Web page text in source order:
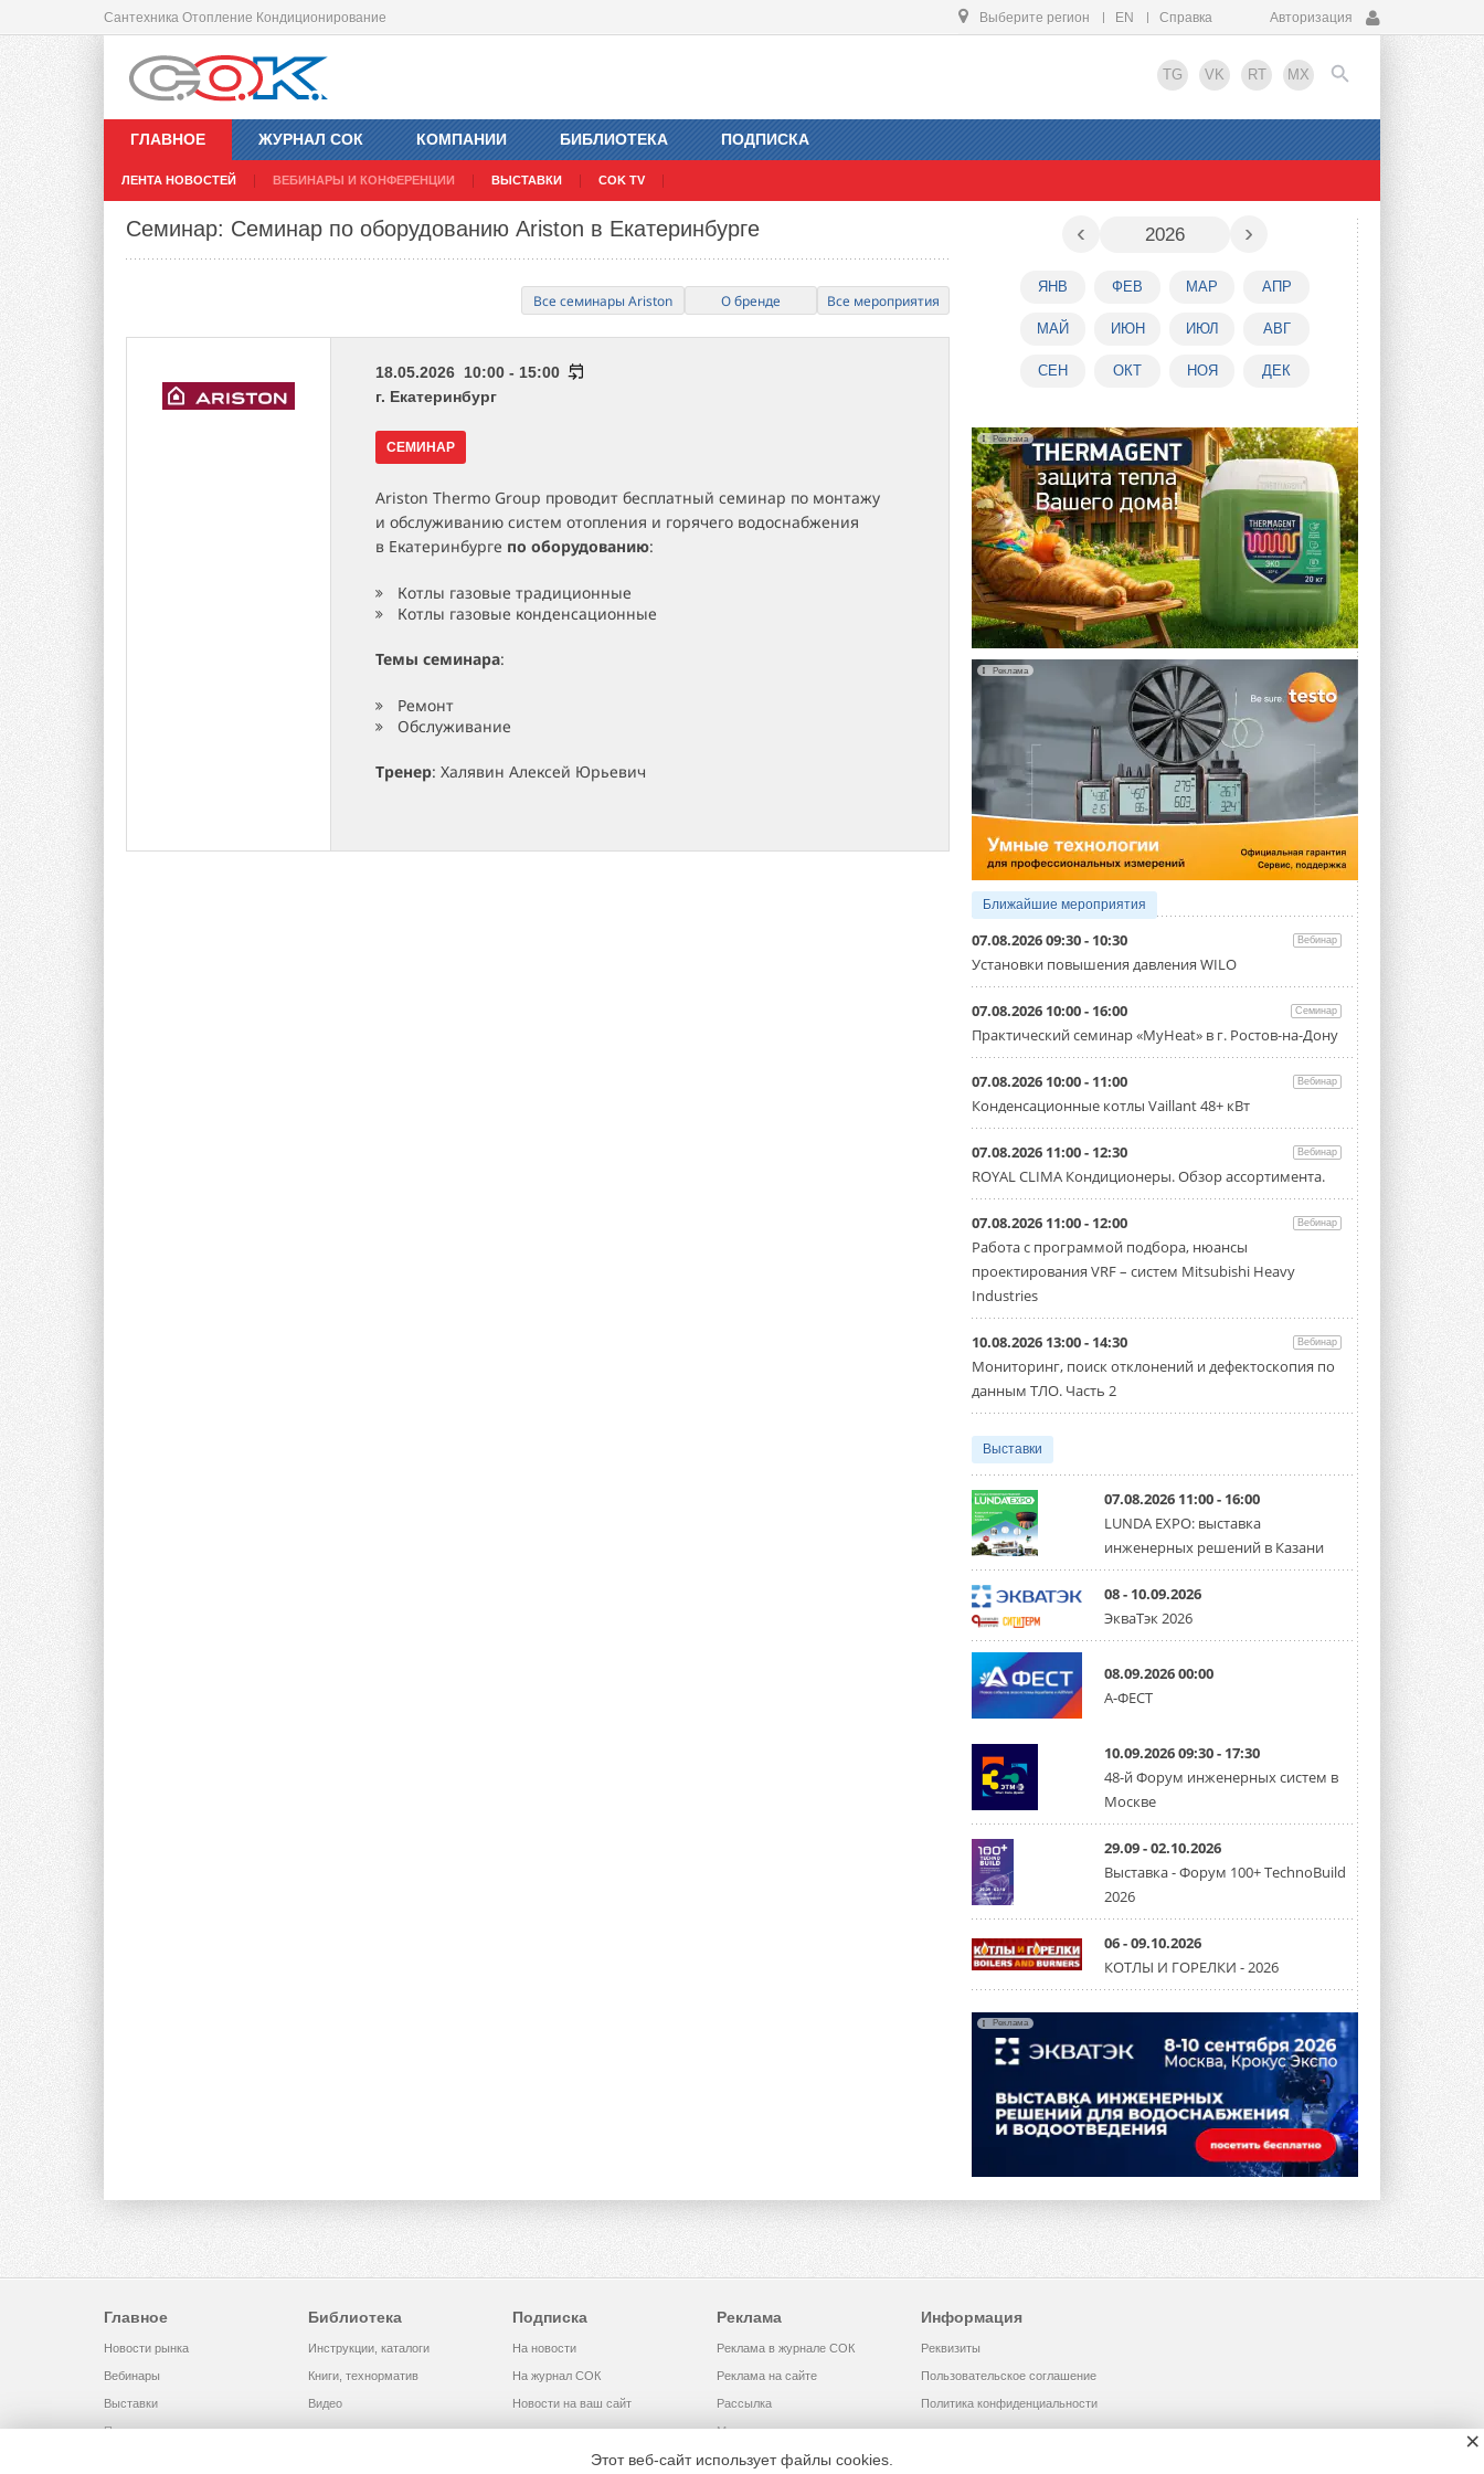
Сантехника Отопление Кондиционирование Выберите регион EN Справка Авторизация
TG VK RT MX
ГЛАВНОЕ
ЛЕНТА НОВОСТЕЙ ВЕБИНАРЫ И КОНФЕРЕНЦИИ ВЫСТАВКИ COK TV
ЖУРНАЛ СОК КОМПАНИИ БИБЛИОТЕКА ПОДПИСКА
EN
Семинар: Семинар по оборудованию Ariston в Екатеринбурге
Все семинары Ariston О бренде Все мероприятия
18.05.2026 10:00 - 15:00
г. Екатеринбург
СЕМИНАР
Ariston Thermo Group проводит бесплатный семинар по монтажу
и обслуживанию систем отопления и горячего водоснабжения
в Екатеринбурге по оборудованию:
Котлы газовые традиционные
Котлы газовые конденсационные
Темы семинара:
Ремонт
Обслуживание
Тренер: Халявин Алексей Юрьевич
‹ 2026 ›
ЯНВ ФЕВ МАР АПР
МАЙ ИЮН ИЮЛ АВГ
СЕН ОКТ НОЯ ДЕК
Реклама
Реклама
Ближайшие мероприятия
07.08.2026 09:30 - 10:30 Вебинар
Установки повышения давления WILO
07.08.2026 10:00 - 16:00 Семинар
Практический семинар «MyHeat» в г. Ростов-на-Дону
07.08.2026 10:00 - 11:00 Вебинар
Конденсационные котлы Vaillant 48+ кВт
07.08.2026 11:00 - 12:30 Вебинар
ROYAL CLIMA Кондиционеры. Обзор ассортимента.
07.08.2026 11:00 - 12:00 Вебинар
Работа с программой подбора, нюансы
проектирования VRF – систем Mitsubishi Heavy
Industries
10.08.2026 13:00 - 14:30 Вебинар
Мониторинг, поиск отклонений и дефектоскопия по
данным ТЛО. Часть 2
Выставки
07.08.2026 11:00 - 16:00
LUNDA EXPO: выставка
инженерных решений в Казани
08 - 10.09.2026
ЭкваТэк 2026
08.09.2026 00:00
А-ФЕСТ
10.09.2026 09:30 - 17:30
48-й Форум инженерных систем в
Москве
29.09 - 02.10.2026
Выставка - Форум 100+ TechnoBuild
2026
06 - 09.10.2026
КОТЛЫ И ГОРЕЛКИ - 2026
Реклама
Главное
Новости рынка
Вебинары
Выставки
Помощь
Библиотека
Инструкции, каталоги
Книги, технорматив
Видео
Подписка
На новости
На журнал СОК
Новости на ваш сайт
Реклама
Реклама в журнале СОК
Реклама на сайте
Рассылка
Медиакит
Информация
Реквизиты
Пользовательское соглашение
Политика конфиденциальности
Этот веб-сайт использует файлы cookies.
×